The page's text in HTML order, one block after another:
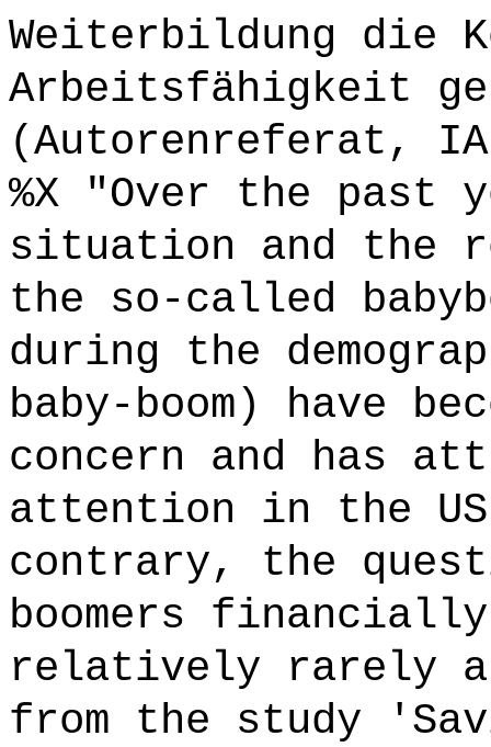
Weiterbildung die
Arbeitsfähigkeit
(Autorenreferat,
%X "Over the
situation and the
the so-called
during the
baby-boom) have
concern and has
attention in the
contrary, the
boomers
relatively rarely
from the study